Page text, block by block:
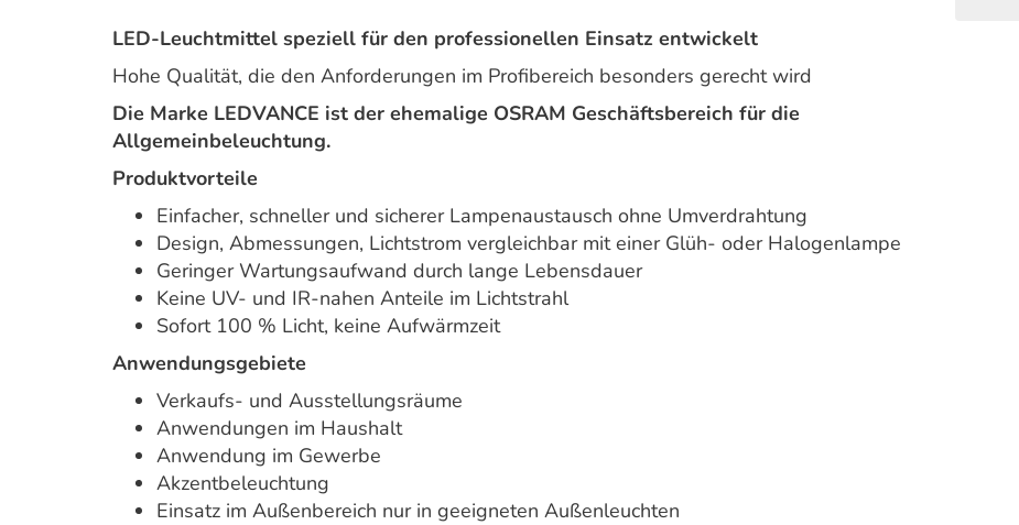
LED-Leuchtmittel speziell für den professionellen Einsatz entwickelt
Hohe Qualität, die den Anforderungen im Profibereich besonders gerecht wird
Die Marke LEDVANCE ist der ehemalige OSRAM Geschäftsbereich für die
Allgemeinbeleuchtung.
Produktvorteile
Einfacher, schneller und sicherer Lampenaustausch ohne Umverdrahtung
Design, Abmessungen, Lichtstrom vergleichbar mit einer Glüh- oder Halogenlampe
Geringer Wartungsaufwand durch lange Lebensdauer
Keine UV- und IR-nahen Anteile im Lichtstrahl
Sofort 100 % Licht, keine Aufwärmzeit
Anwendungsgebiete
Verkaufs- und Ausstellungsräume
Anwendungen im Haushalt
Anwendung im Gewerbe
Akzentbeleuchtung
Einsatz im Außenbereich nur in geeigneten Außenleuchten